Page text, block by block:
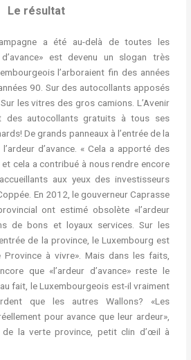
Le résultat
a été au-delà de toutes les
d’avance» est devenu un slogan très
l’arboraient fin des années
90. Sur des autocollants apposés
les vitres des gros camions. L’Avenir
des autocollants gratuits à tous ses
De grands panneaux à l’entrée de la
d’avance. « Cela a apporté des
cela a contribué à nous rendre encore
aux yeux des investisseurs
En 2012, le gouverneur Caprasse
ont estimé obsolète «l’ardeur
de bons et loyaux services. Sur les
de la province, le Luxembourg est
Province à vivre». Mais dans les faits,
que «l’ardeur d’avance» reste le
fait, le Luxembourgeois est-il vraiment
que les autres Wallons? «Les
pour avance que leur ardeur»,
de la verte province, petit clin d’œil à